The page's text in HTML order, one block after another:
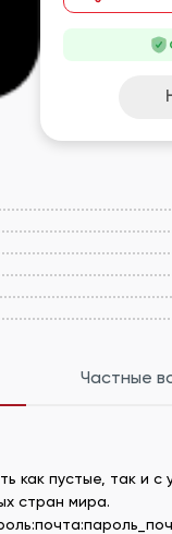
Частные
как пустые, так и
стран мира.